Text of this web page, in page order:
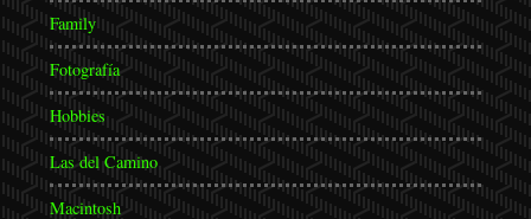
Family
Fotografía
Hobbies
Las del Camino
Macintosh